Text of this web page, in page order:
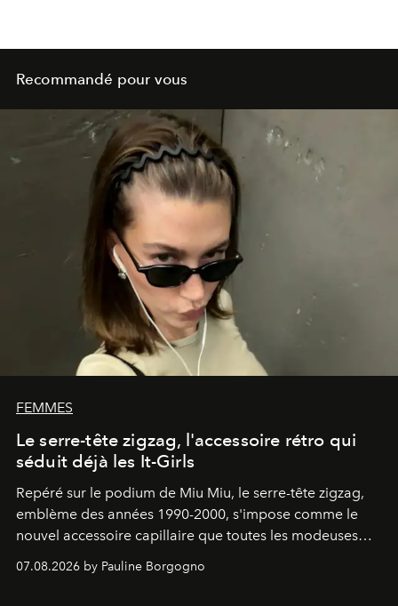
Recommandé pour vous
FEMMES
Le serre-tête zigzag, l'accessoire rétro qui
séduit déjà les It-Girls
Repéré sur le podium de Miu Miu, le serre-tête zigzag,
emblème des années 1990-2000, s'impose comme le
nouvel accessoire capillaire que toutes les modeuses
s'arrachent déjà.
07.08.2026 by Pauline Borgogno